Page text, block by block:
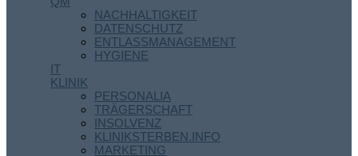
NACHHALTIGKEIT
DATENSCHUTZ
ENTLASSMANAGEMENT
HYGIENE
IT
KLINIK
PERSONALIA
TRÄGERSCHAFT
INSOLVENZ
KLINIKSTERBEN.INFO
MARKETING